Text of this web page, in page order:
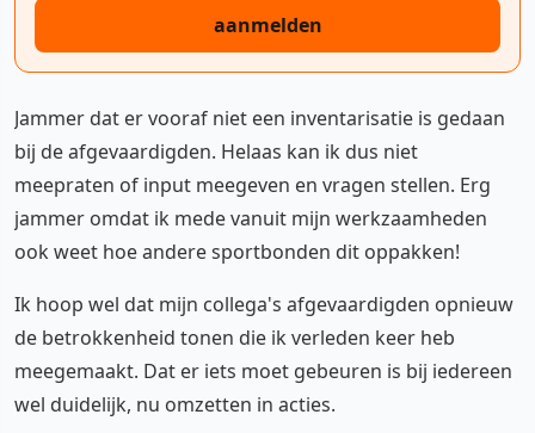
aanmelden
Jammer dat er vooraf niet een inventarisatie is gedaan
bij de afgevaardigden. Helaas kan ik dus niet
meepraten of input meegeven en vragen stellen. Erg
jammer omdat ik mede vanuit mijn werkzaamheden
ook weet hoe andere sportbonden dit oppakken!
Ik hoop wel dat mijn collega's afgevaardigden opnieuw
de betrokkenheid tonen die ik verleden keer heb
meegemaakt. Dat er iets moet gebeuren is bij iedereen
wel duidelijk, nu omzetten in acties.